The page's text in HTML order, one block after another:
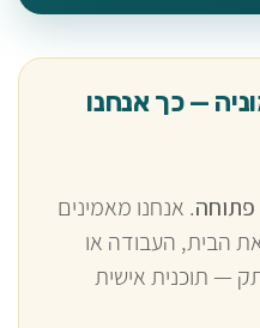
— כך אנחנו
. אנחנו מאמינים
הבית, העבודה או
— תוכנית אישית